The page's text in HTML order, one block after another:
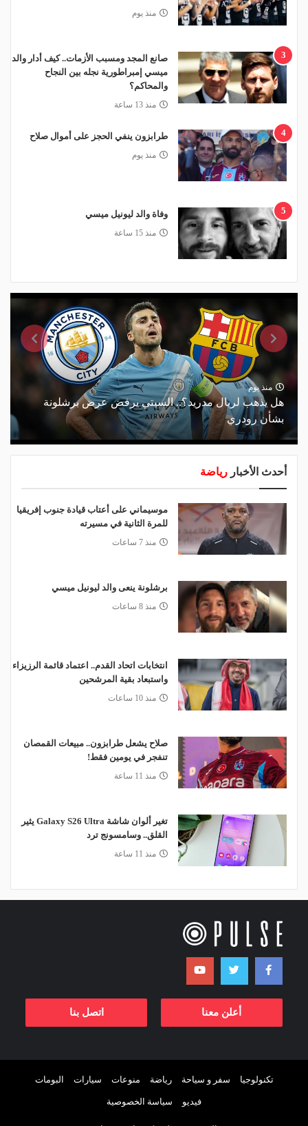
منذ يوم
3
صانع المجد ومسبب الأزمات.. كيف أدار والد
ميسي إمبراطورية نجله بين النجاح
والمحاكم؟
منذ 13 ساعة
4 طرابزون ينفي الحجز على أموال صلاح
منذ يوم
5 وفاة والد ليونيل ميسي
منذ 15 ساعة
منذ يوم
هل يذهب لريال مدريد؟.. السيتي يرفض عرض برشلونة
بشأن رودري
أحدث الأخبار رياضة
موسيماني على أعتاب قيادة جنوب إفريقيا
للمرة الثانية في مسيرته
منذ 7 ساعات
برشلونة ينعى والد ليونيل ميسي
منذ 8 ساعات
انتخابات اتحاد القدم.. اعتماد قائمة الرزيزاء
واستبعاد بقية المرشحين
منذ 10 ساعات
صلاح يشعل طرابزون.. مبيعات القمصان
تنفجر في يومين فقط!
منذ 11 ساعة
تغير ألوان شاشة Galaxy S26 Ultra يثير
القلق.. وسامسونج ترد
منذ 11 ساعة
أعلن معنا اتصل بنا
تكنولوجيا سفر و سياحة رياضة منوعات سيارات البومات
فيديو سياسة الخصوصية